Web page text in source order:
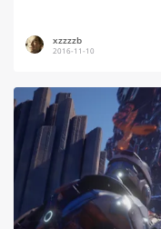
xzzzzb
2016-11-10